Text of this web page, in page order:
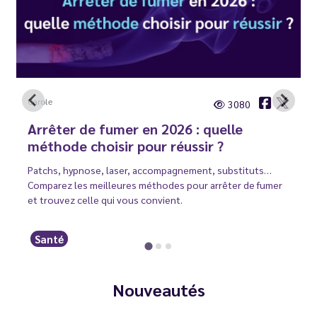
Carole 3080
Arrêter de fumer en 2026 : quelle
méthode choisir pour réussir ?
Patchs, hypnose, laser, accompagnement, substituts…
Comparez les meilleures méthodes pour arrêter de fumer
et trouvez celle qui vous convient.
Santé
Nouveautés